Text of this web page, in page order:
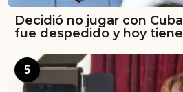
Decidió no jugar con
fue despedido y hoy
5